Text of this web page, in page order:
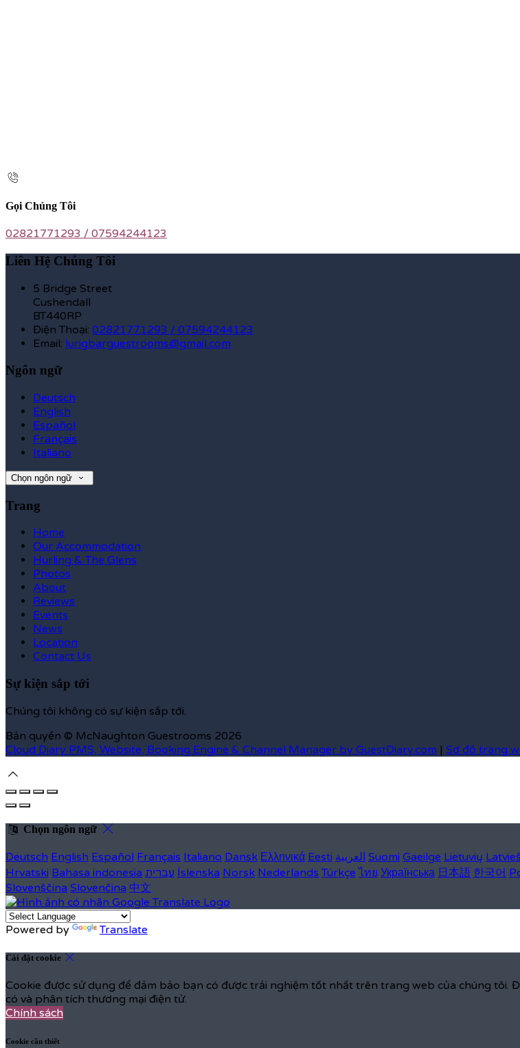
Gọi Chúng Tôi
02821771293 / 07594244123
Liên Hệ Chúng Tôi
5 Bridge Street
Cushendall
BT440RP
Điện Thoại: 02821771293 / 07594244123
Email: lurigbarguestrooms@gmail.com
Ngôn ngữ
Deutsch
English
Español
Français
Italiano
Chọn ngôn ngữ
Trang
Home
Our Accommodation
Hurling & The Glens
Photos
About
Reviews
Events
News
Location
Contact Us
Sự kiện sắp tới
Chúng tôi không có sự kiện sắp tới.
Bản quyền © McNaughton Guestrooms 2026
Cloud Diary PMS, Website, Booking Engine & Channel Manager by GuestDiary.com | Sơ đồ trang
Chọn ngôn ngữ
Deutsch English Español Français Italiano Dansk Ελληνικά Eesti العربية Suomi Gaeilge Lietuvių
Hrvatski Bahasa indonesia עברית Íslenska Norsk Nederlands Türkçe ไทย Українська 日本語 한국어
Slovenščina Slovenčina 中文
Powered by Translate
Cài đặt cookie
Cookie được sử dụng để đảm bảo bạn có được trải nghiệm tốt nhất trên trang web của chúng
có và phân tích thương mại điện tử.
Chính sách
Cookie cần thiết